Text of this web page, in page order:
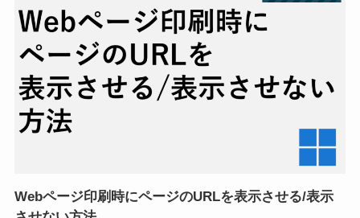
Webページ印刷時にページのURLを表示させる/表示